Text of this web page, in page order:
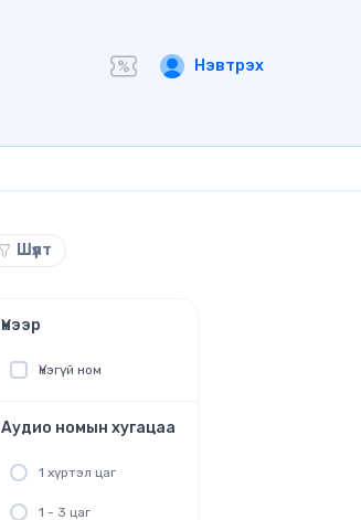
Нэвтрэх
Шүүлт
Үнээр
Үнэгүй ном
Аудио номын хугацаа
1 хүртэл цаг
1 - 3 цаг